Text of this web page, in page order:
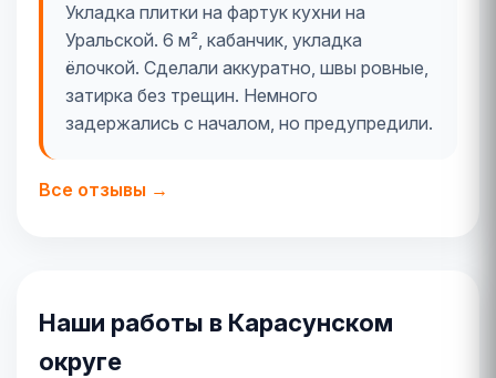
Укладка плитки на фартук кухни на
Уральской. 6 м², кабанчик, укладка
ёлочкой. Сделали аккуратно, швы ровные,
затирка без трещин. Немного
задержались с началом, но предупредили.
Все отзывы →
Наши работы в Карасунском
округе